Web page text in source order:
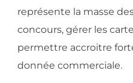
représente la masse
concours, gérer les
permettre accroitre
donnée commerciale.